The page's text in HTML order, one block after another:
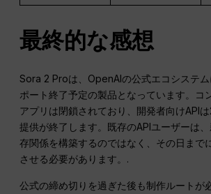
最終的な感想
Sora 2 Proは、OpenAIの公式エコシステ
ポート終了予定の製品となっています。コ
アプリは閉鎖されており、開発者向けAPI
提供が終了します。既存のAPIユーザーは
存関係を構築するのではなく、その日まで
させる必要があります。.
公式の締め切りを過ぎた後も制作ルートが